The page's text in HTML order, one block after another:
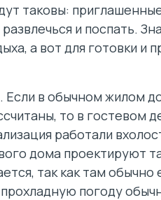
таковы:
и поспать.
а вот для готовки и
в обычном жилом
то в гостевом
работали
дома проектируют
так как там обычно
погоду